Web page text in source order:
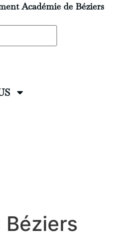
Académie de Béziers
Béziers